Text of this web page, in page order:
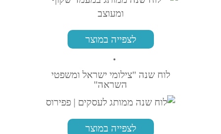
לצפייה במוצר
לוח שנה "צילומי ישראל ומשפטי
השראה"
לצפייה במוצר